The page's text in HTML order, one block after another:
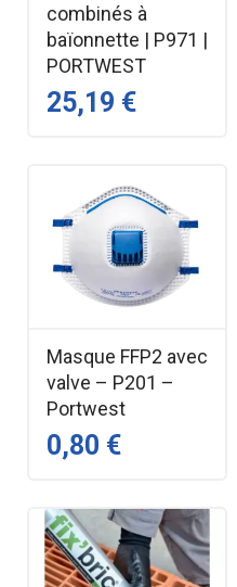
combinés à
baïonnette | P971 |
PORTWEST
25,19 €
Masque FFP2 avec
valve – P201 –
Portwest
0,80 €